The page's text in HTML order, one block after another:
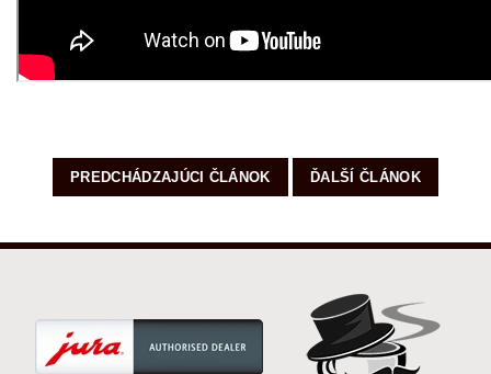
PREDCHÁDZAJÚCI ČLÁNOK ĎALŠÍ ČLÁNOK